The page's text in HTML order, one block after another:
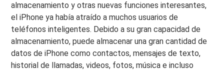
almacenamiento y otras nuevas funciones interesantes,
el iPhone ya había atraído a muchos usuarios de
teléfonos inteligentes. Debido a su gran capacidad de
almacenamiento, puede almacenar una gran cantidad de
datos de iPhone como contactos, mensajes de texto,
historial de llamadas, videos, fotos, música e incluso